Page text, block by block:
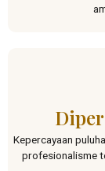
Kepercayaan
profesionalisme